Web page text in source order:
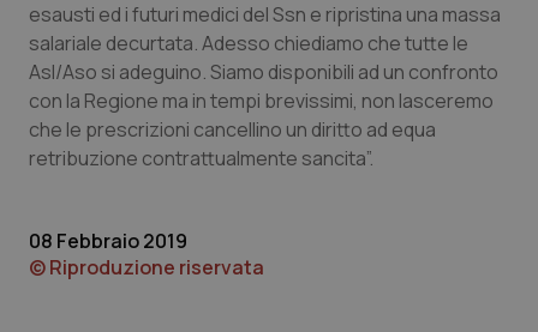
Puglia
Sardegna
Sicilia
Umbria
Malattie rare
Malattia di Crohn & Rettocolite Ulcerosa
Neuroscienze & patologie neurodegenerative
Oftalmologia
esausti ed i futuri medici del Ssn e ripristina una massa
salariale decurtata. Adesso chiediamo che tutte le
Asl/Aso si adeguino. Siamo disponibili ad un confronto
con la Regione ma in tempi brevissimi, non lasceremo
che le prescrizioni cancellino un diritto ad equa
retribuzione contrattualmente sancita”.
08 Febbraio 2019
© Riproduzione riservata